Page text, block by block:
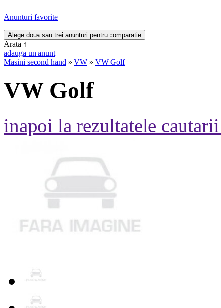
Anunturi favorite
Arata ↑
adauga un anunt
Masini second hand » VW » VW Golf
VW Golf
inapoi la rezultatele